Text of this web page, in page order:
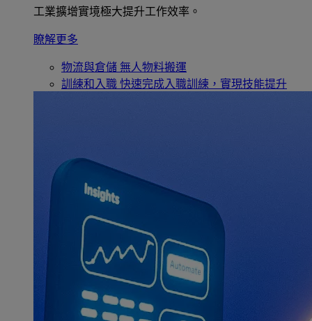
工業擴增實境極大提升工作效率。
瞭解更多
物流與倉儲 無人物料搬運
訓練和入職 快速完成入職訓練，實現技能提升